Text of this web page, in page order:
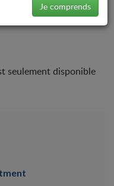
Je comprends
Resources
seulement disponible